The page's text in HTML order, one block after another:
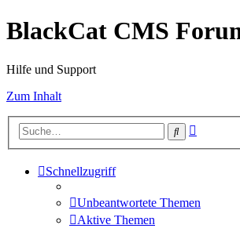
BlackCat CMS
Hilfe und Support
Zum Inhalt
Suche
Schnellzugriff
Unbeantwortete Themen
Aktive Themen